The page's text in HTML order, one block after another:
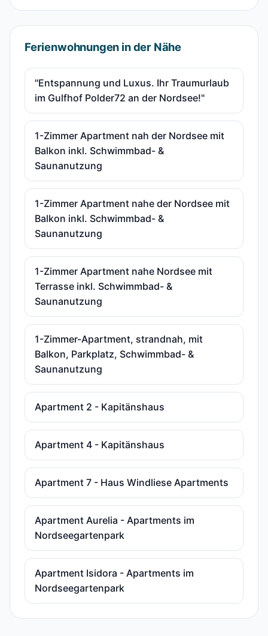
Ferienwohnungen in der Nähe
"Entspannung und Luxus. Ihr Traumurlaub
im Gulfhof Polder72 an der Nordsee!"
1-Zimmer Apartment nah der Nordsee mit
Balkon inkl. Schwimmbad- &
Saunanutzung
1-Zimmer Apartment nahe der Nordsee mit
Balkon inkl. Schwimmbad- &
Saunanutzung
1-Zimmer Apartment nahe Nordsee mit
Terrasse inkl. Schwimmbad- &
Saunanutzung
1-Zimmer-Apartment, strandnah, mit
Balkon, Parkplatz, Schwimmbad- &
Saunanutzung
Apartment 2 - Kapitänshaus
Apartment 4 - Kapitänshaus
Apartment 7 - Haus Windliese Apartments
Apartment Aurelia - Apartments im
Nordseegartenpark
Apartment Isidora - Apartments im
Nordseegartenpark